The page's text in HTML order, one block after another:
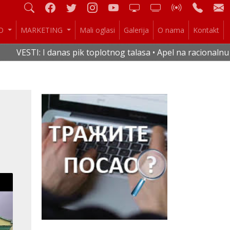
MARKETING Mali oglasi Galerija O nama Kontakt
pik toplotnog talasa • Apel na racionalnu potrošnju